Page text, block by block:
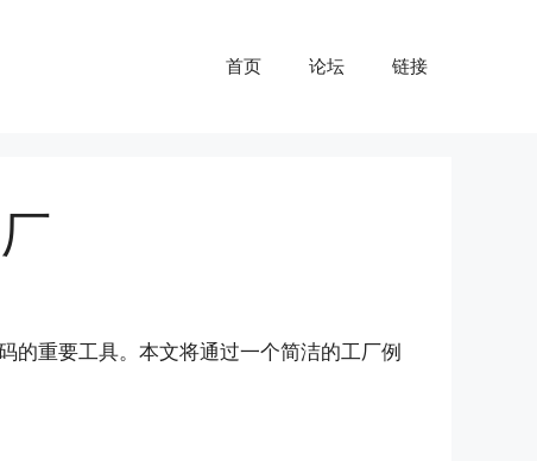
首页 论坛 链接
重要工具。本文将通过一个简洁的工厂例